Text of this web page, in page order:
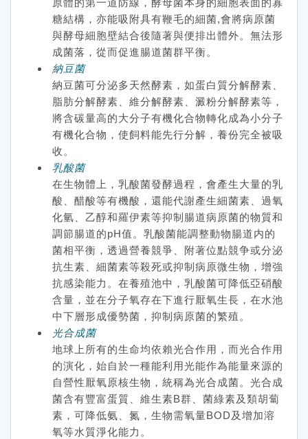
原體的第一道防線，酵母菌本身的細胞表面的寡
糖結構，亦能吸附具有鞭毛的細菌,會將病原菌
與酵母細胞壁結合後隨著與便排出體外。無法形
成菌落，從而促進腸道菌群平衡。
納豆菌
納豆菌可分泌多天然酵素，如蛋白質分解酵素、
脂肪分解酵素、維分解酵素、澱粉分解酵素等，
將含碳量高的大分子有機化合物轉化成為小分子
有機化合物，使飼料能先行分解，養份完全被吸
收。
乳酸菌
在生物體上，乳酸菌發酵過程，會產生大量的乳
酸、醋酸等有機酸，還能代謝產生細菌素、過氧
化氫、乙醇和羅伊素等抑制腸道病原菌的物質和
調節腸道的pH值。乳酸菌能調整動物腸道内的
菌相平衡，透過營養競爭、附著位點競争或分泌
抗生素、細菌素等殺死或抑制病原微生物，增強
抗感染能力。在養殖池中，乳酸菌可降低亞硝酸
含量，並在分子氧存在下進行厭氧生長，在水池
中下層形成優勢菌，抑制病原菌的繁殖。
光合成菌
地球上所有的生命均依賴光合作用，而光合作用
的演化，始自於一種能利用光能作為能量來源的
自營性厭氧原核生物，統稱為光合成菌。光合成
菌含有豐富蛋質、維生素B群、菌綠素及類胡蔔
素，可降低氨、氮，生物需氧量BOD及增加溶
氧等水質淨化能力。